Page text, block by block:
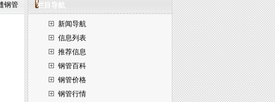
钢管 栏目导航
新闻导航
信息列表
推荐信息
钢管百科
钢管价格
钢管行情